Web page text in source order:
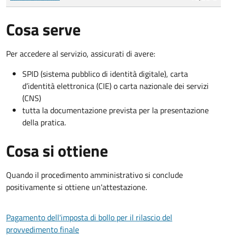
Cosa serve
Per accedere al servizio, assicurati di avere:
SPID (sistema pubblico di identità digitale), carta
d’identità elettronica (CIE) o carta nazionale dei servizi
(CNS)
tutta la documentazione prevista per la presentazione
della pratica.
Cosa si ottiene
Quando il procedimento amministrativo si conclude
positivamente si ottiene un'attestazione.
Pagamento dell'imposta di bollo per il rilascio del
provvedimento finale